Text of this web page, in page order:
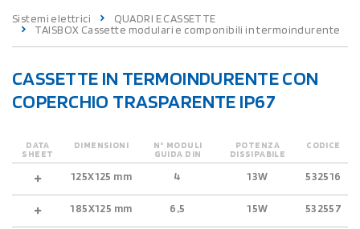
Sistemi elettrici
QUADRI E CASSETTE
TAISBOX Cassette modulari e componibili in termoindurente
CASSETTE IN TERMOINDURENTE CON
COPERCHIO TRASPARENTE IP67
DATA
SHEET
DIMENSIONI N° MODULI
GUIDA DIN
POTENZA
DISSIPABILE
CODICE
125X125 mm 4 13W 532516
185X125 mm 6,5 15W 532557